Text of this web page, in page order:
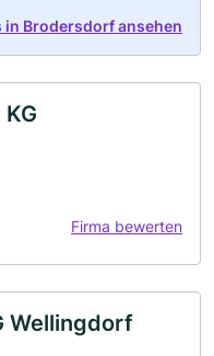
in Brodersdorf ansehen
Firma bewerten
Wellingdorf